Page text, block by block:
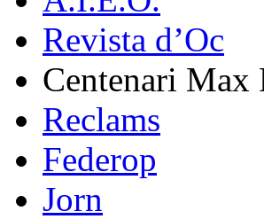
Revista d’Oc
Centenari Max
Reclams
Federop
Jorn